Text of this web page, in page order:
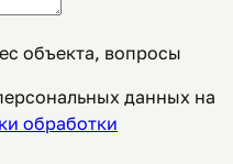
объекта, вопросы
данных на
обработки